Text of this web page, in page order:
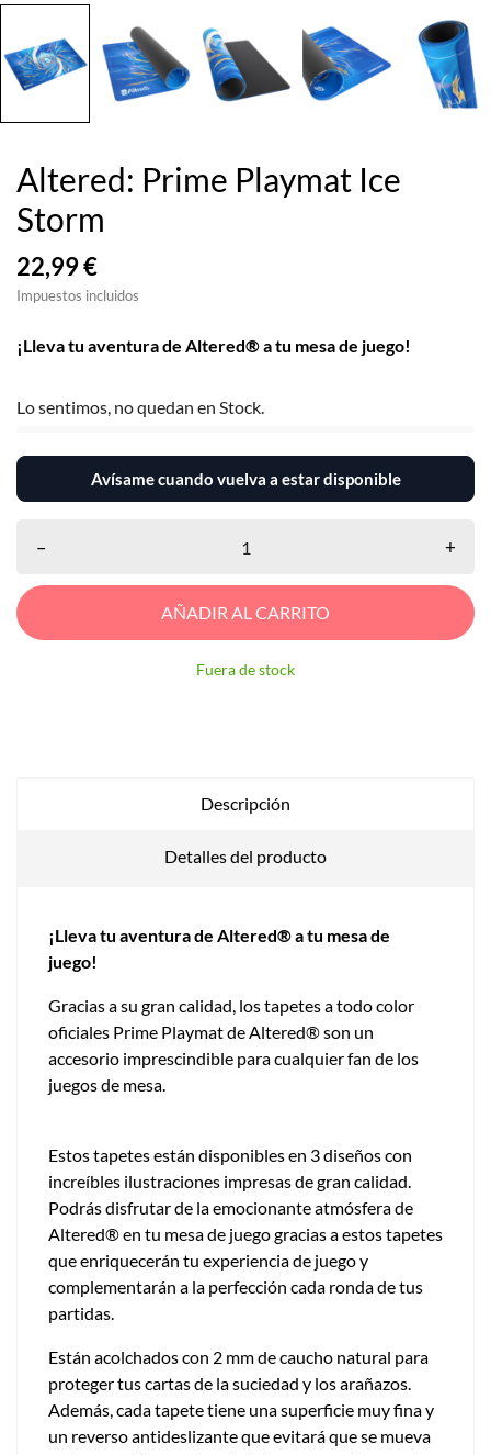
Altered: Prime Playmat Ice
Storm
22,99 €
Impuestos incluidos
¡Lleva tu aventura de Altered® a tu mesa de juego!
Lo sentimos, no quedan en Stock.
Avísame cuando vuelva a estar disponible
– +
AÑADIR AL CARRITO
Fuera de stock
Descripción
Detalles del producto
¡Lleva tu aventura de Altered® a tu mesa de
juego!
Gracias a su gran calidad, los tapetes a todo color
oficiales Prime Playmat de Altered® son un
accesorio imprescindible para cualquier fan de los
juegos de mesa.
Estos tapetes están disponibles en 3 diseños con
increíbles ilustraciones impresas de gran calidad.
Podrás disfrutar de la emocionante atmósfera de
Altered® en tu mesa de juego gracias a estos tapetes
que enriquecerán tu experiencia de juego y
complementarán a la perfección cada ronda de tus
partidas.
Están acolchados con 2 mm de caucho natural para
proteger tus cartas de la suciedad y los arañazos.
Además, cada tapete tiene una superficie muy fina y
un reverso antideslizante que evitará que se mueva